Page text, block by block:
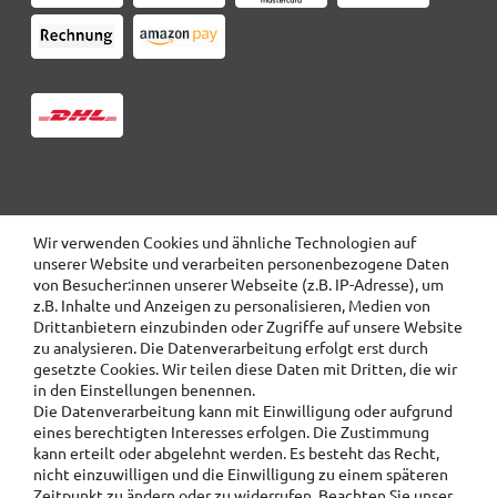
Wir verwenden Cookies und ähnliche Technologien auf
unserer Website und verarbeiten personenbezogene Daten
von Besucher:innen unserer Webseite (z.B. IP-Adresse), um
z.B. Inhalte und Anzeigen zu personalisieren, Medien von
Drittanbietern einzubinden oder Zugriffe auf unsere Website
zu analysieren. Die Datenverarbeitung erfolgt erst durch
gesetzte Cookies. Wir teilen diese Daten mit Dritten, die wir
in den Einstellungen benennen.
Die Datenverarbeitung kann mit Einwilligung oder aufgrund
eines berechtigten Interesses erfolgen. Die Zustimmung
kann erteilt oder abgelehnt werden. Es besteht das Recht,
nicht einzuwilligen und die Einwilligung zu einem späteren